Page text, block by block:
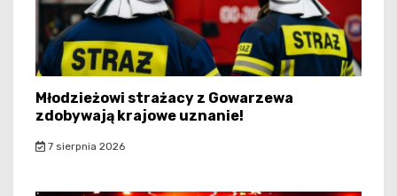
Młodzieżowi strażacy z Gowarzewa
zdobywają krajowe uznanie!
7 sierpnia 2026